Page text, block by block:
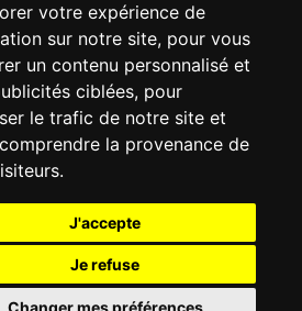
votre expérience de
sur notre site, pour vous
un contenu personnalisé et
ciblées, pour
le trafic de notre site et
la provenance de
J'accepte
Je refuse
Changer mes préférences
Soletdev
d'Oran, 75018 Paris
Email
LinkedIn
Soletdev